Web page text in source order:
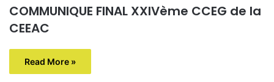
COMMUNIQUE FINAL XXIVème CCEG de la
CEEAC
Read More »